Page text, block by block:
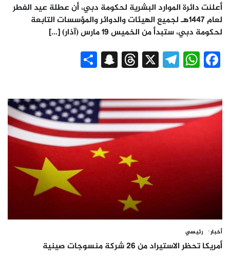
أعلنت دائرة الموارد البشرية لحكومة دبي، أن عطلة عيد الفطر
لعام 1447هـ لجميع الهيئات والدوائر والمؤسسات التابعة
لحكومة دبي، ستبدأ من الخميس 19 مارس (آذار) […]
Facebook
WhatsApp
Telegram
X
Threads
Snapchat
Share
أخبار رئيسي
أمريكا تحظر الاستيراد من 26 شركة منسوجات صينية